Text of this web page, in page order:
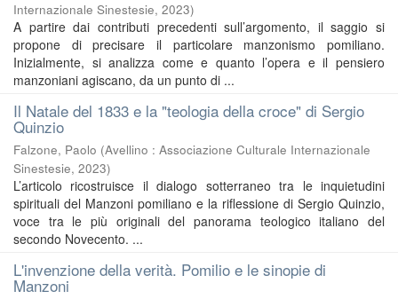
Internazionale Sinestesie, 2023)
A partire dai contributi precedenti sull’argomento, il saggio si
propone di precisare il particolare manzonismo pomiliano.
Inizialmente, si analizza come e quanto l’opera e il pensiero
manzoniani agiscano, da un punto di ...
Il Natale del 1833 e la "teologia della croce" di Sergio
Quinzio
Falzone, Paolo (Avellino : Associazione Culturale Internazionale
Sinestesie, 2023)
L’articolo ricostruisce il dialogo sotterraneo tra le inquietudini
spirituali del Manzoni pomiliano e la riflessione di Sergio Quinzio,
voce tra le più originali del panorama teologico italiano del
secondo Novecento. ...
L'invenzione della verità. Pomilio e le sinopie di
Manzoni